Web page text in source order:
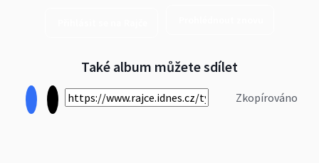
Také album můžete sdílet
Zkopírováno